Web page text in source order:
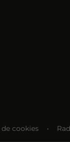
cookies •